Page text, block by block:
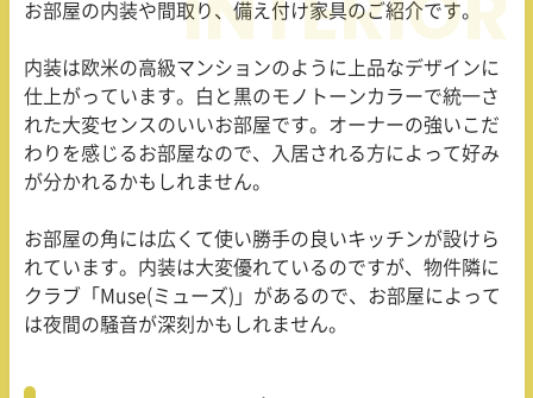
お部屋の内装や間取り、備え付け家具のご紹介です。
内装は欧米の高級マンションのように上品なデザインに
仕上がっています。白と黒のモノトーンカラーで統一さ
れた大変センスのいいお部屋です。オーナーの強いこだ
わりを感じるお部屋なので、入居される方によって好み
が分かれるかもしれません。
お部屋の角には広くて使い勝手の良いキッチンが設けら
れています。内装は大変優れているのですが、物件隣に
クラブ「Muse(ミューズ)」があるので、お部屋によって
は夜間の騒音が深刻かもしれません。